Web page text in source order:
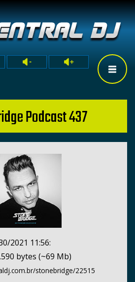
Podcast 437
2021 11:56:
bytes (~69 Mb)
stonebridge/22515